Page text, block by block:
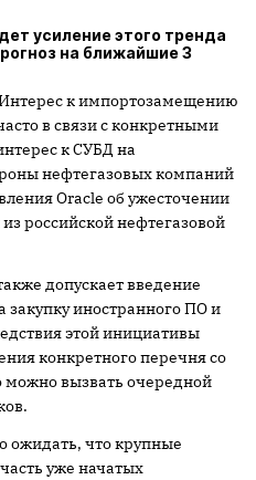
усиление этого тренда
на ближайшие 3
к импортозамещению
в связи с конкретными
к СУБД на
нефтегазовых компаний
Oracle об ужесточении
российской нефтегазовой
допускает введение
закупку иностранного ПО и
этой инициативы
конкретного перечня со
можно вызвать очередной
ожидать, что крупные
уже начатых